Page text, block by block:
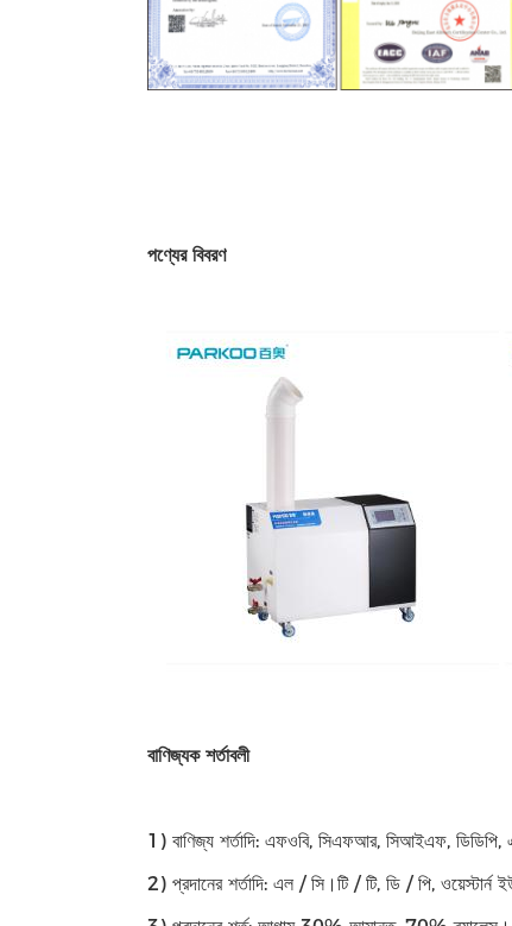
পণ্যের বিবরণ
বাণিজ্যক শর্তাবলী
1) বাণিজ্য শর্তাদি: এফওবি, সিএফআর, সিআইএফ, ডিডিপি,
2) প্রদানের শর্তাদি: এল / সি।টি / টি, ডি / পি, ওয়েস্টার্ন